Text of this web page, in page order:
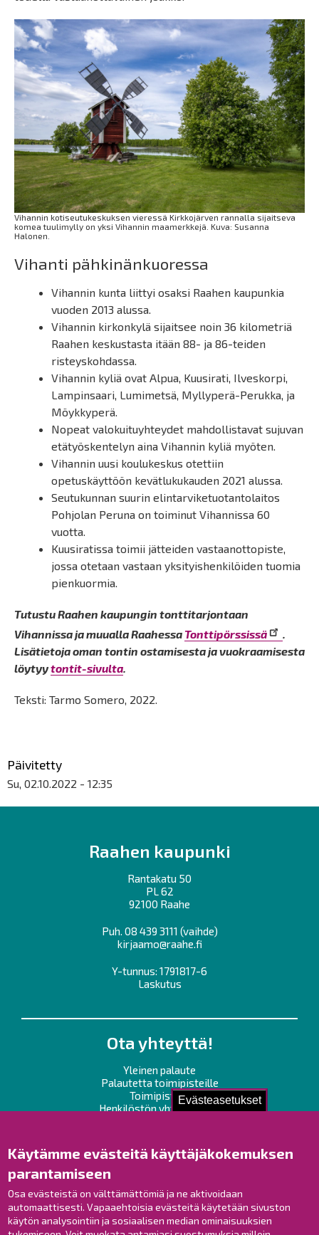
Evästeasetukset
Käytämme evästeitä käyttäjäkokemuksen
parantamiseen
Osa evästeistä on välttämättömiä ja ne aktivoidaan
automaattisesti. Vapaaehtoisia evästeitä käytetään sivuston
käytön analysointiin ja sosiaalisen median ominaisuuksien
Vihannin kotiseutukeskuksen vieressä Kirkkojärven rannalla sijaitseva
komea tuulimylly on yksi Vihannin maamerkkejä. Kuva: Susanna
Halonen.
Vihanti pähkinänkuoressa
Vihannin kunta liittyi osaksi Raahen kaupunkia
vuoden 2013 alussa.
Vihannin kirkonkylä sijaitsee noin 36 kilometriä
Raahen keskustasta itään 88- ja 86-teiden
risteyskohdassa.
Vihannin kyliä ovat Alpua, Kuusirati, Ilveskorpi,
Lampinsaari, Lumimetsä, Myllyperä-Perukka, ja
Möykkyperä.
Nopeat valokuituyhteydet mahdollistavat sujuvan
etätyöskentelyn aina Vihannin kyliä myöten.
Vihannin uusi koulukeskus otettiin
opetuskäyttöön kevätlukukauden 2021 alussa.
Seutukunnan suurin elintarviketuotantolaitos
Pohjolan Peruna on toiminut Vihannissa 60
vuotta.
Kuusiratissa toimii jätteiden vastaanottopiste,
jossa otetaan vastaan yksityishenkilöiden tuomia
pienkuormia.
Tutustu Raahen kaupungin tonttitarjontaan
Vihannissa ja muualla Raahessa Tonttipörssissä
.
Lisätietoja oman tontin ostamisesta ja vuokraamisesta
löytyytontit-sivulta.
Teksti: Tarmo Somero, 2022.
Päivitetty
Su, 02.10.2022 - 12:35
Raahen kaupunki
Rantakatu 50
PL 62
92100 Raahe
Puh. 08 439 3111 (vaihde)
kirjaamo@raahe.fi
Y-tunnus: 1791817-6
Laskutus
Ota yhteyttä!
Yleinen palaute
Palautetta toimipisteille
Toimipisteet
Henkilöstön yhteystiedot
Raahe Facebookissa
Raahe Instagramissa
Raahe LinkedInissä
Raahe YouTubessa